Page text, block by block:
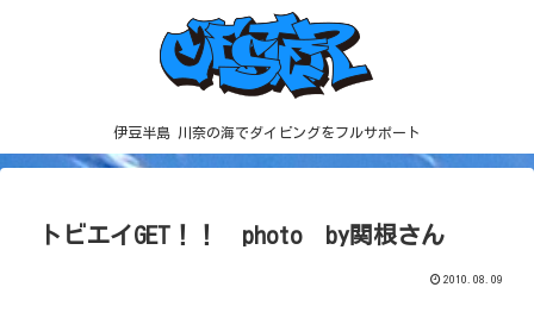
伊豆半島 川奈の海でダイビングをフルサポート
トビエイGET！！ photo by関根さん
2010.08.09